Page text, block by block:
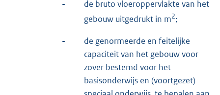
-
de bruto vloeroppervlakte van het
gebouw uitgedrukt in m2;
-
de genormeerde en feitelijke
capaciteit van het gebouw voor
zover bestemd voor het
basisonderwijs en (voortgezet)